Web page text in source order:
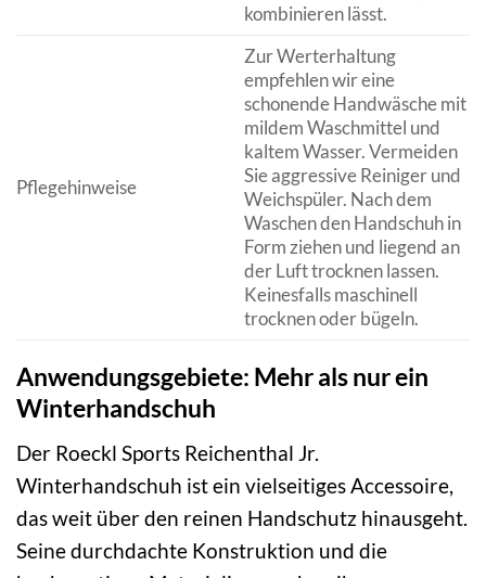
kombinieren lässt.
Pflegehinweise
Zur Werterhaltung
empfehlen wir eine
schonende Handwäsche mit
mildem Waschmittel und
kaltem Wasser. Vermeiden
Sie aggressive Reiniger und
Weichspüler. Nach dem
Waschen den Handschuh in
Form ziehen und liegend an
der Luft trocknen lassen.
Keinesfalls maschinell
trocknen oder bügeln.
Anwendungsgebiete: Mehr als nur ein
Winterhandschuh
Der Roeckl Sports Reichenthal Jr.
Winterhandschuh ist ein vielseitiges Accessoire,
das weit über den reinen Handschutz hinausgeht.
Seine durchdachte Konstruktion und die